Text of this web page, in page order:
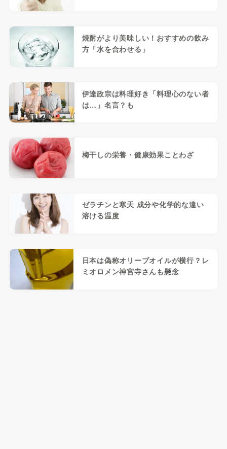
焼酎がより美味しい！おすすめの飲み
方「水を合わせる」
伊達政宗は料理好き「料理心のない者
は…」名言？も
梅干しの栄養・健康効果ことわざ
ゼラチンと寒天 成分や化学的な違い
溶ける温度
日本は偽称オリーブオイルが横行？レ
ミオロメン神宮寺さんも懸念